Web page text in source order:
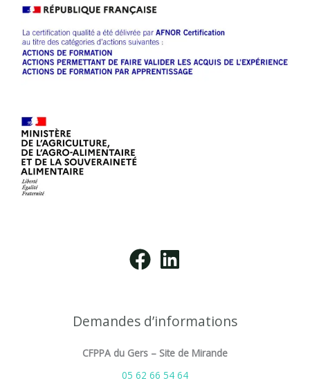
Demandes d’informations
CFPPA du Gers – Site de Mirande
05 62 66 54 64